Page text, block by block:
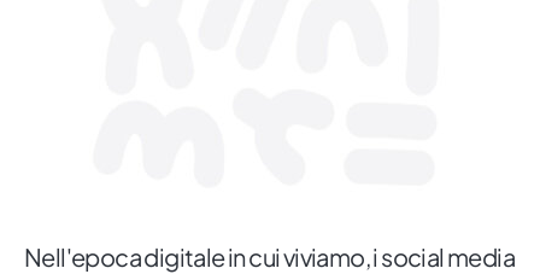
Nell'epoca digitale in cui viviamo, i social media